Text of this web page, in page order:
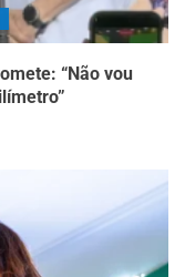
“Não vou